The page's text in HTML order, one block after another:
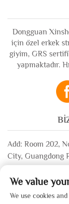
Dongguan
için özel erkek
giyim, GRS
yapmaktadır.
Add: Room 202,
City, Guangdong
We value
We use cookies